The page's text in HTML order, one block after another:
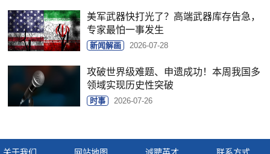
美军武器快打光了？高端武器库存告急，
专家最怕一事发生
新闻解画 2026-07-28
攻破世界级难题、申遗成功！本周我国多
领域实现历史性突破
时事 2026-07-26